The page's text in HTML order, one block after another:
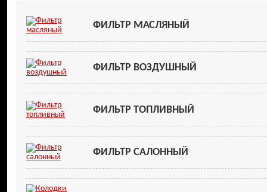
ФИЛЬТР МАСЛЯНЫЙ
ФИЛЬТР ВОЗДУШНЫЙ
ФИЛЬТР ТОПЛИВНЫЙ
ФИЛЬТР САЛОННЫЙ